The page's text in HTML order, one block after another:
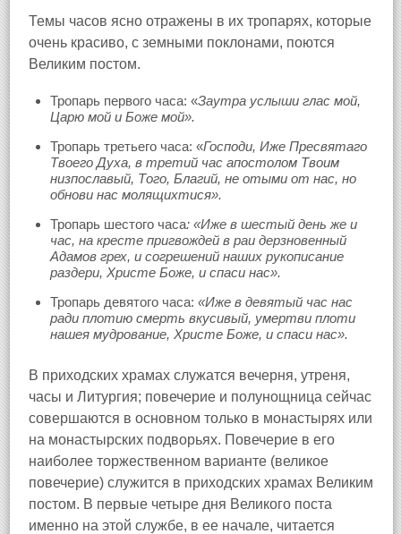
Темы часов ясно отражены в их тропарях, которые
очень красиво, с земными поклонами, поются
Великим постом.
Тропарь первого часа: «Заутра услыши глас мой,
Царю мой и Боже мой».
Тропарь третьего часа: «Господи, Иже Пресвятаго
Твоего Духа, в третий час апостолом Твоим
низпославый, Того, Благий, не отыми от нас, но
обнови нас молящихтися».
Тропарь шестого часа: «Иже в шестый день же и
час, на кресте пригвождей в раи дерзновенный
Адамов грех, и согрешений наших рукописание
раздери, Христе Боже, и спаси нас».
Тропарь девятого часа: «Иже в девятый час нас
ради плотию смерть вкусивый, умертви плоти
нашея мудрование, Христе Боже, и спаси нас».
В приходских храмах служатся вечерня, утреня,
часы и Литургия; повечерие и полунощница сейчас
совершаются в основном только в монастырях или
на монастырских подворьях. Повечерие в его
наиболее торжественном варианте (великое
повечерие) служится в приходских храмах Великим
постом. В первые четыре дня Великого поста
именно на этой службе, в ее начале, читается